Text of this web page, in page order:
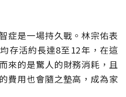
症是一場持久戰。林宗佑表
存活約長達8至12年，在這
來的是驚人的財務消耗，且
費用也會隨之墊高，成為家